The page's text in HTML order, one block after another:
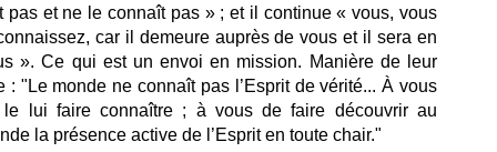
pas et ne le connaît pas » ; et il continue « vous, vous
car il demeure auprès de vous et il sera en
». Ce qui est un envoi en mission. Manière de leur
: "Le monde ne connaît pas l’Esprit de vérité... À vous
lui faire connaître ; à vous de faire découvrir au
la présence active de l’Esprit en toute chair."